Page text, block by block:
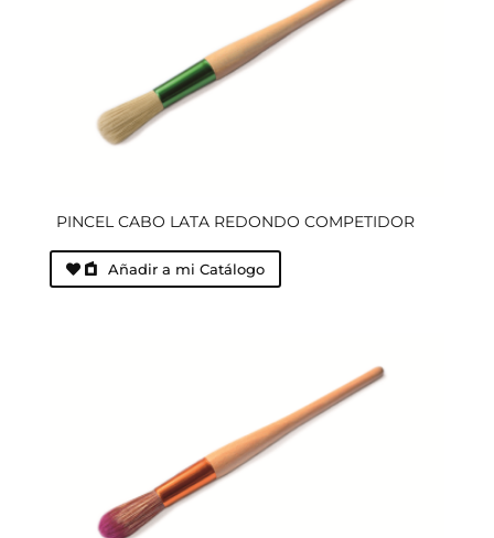
PINCEL CABO LATA REDONDO COMPETIDOR
Añadir a mi Catálogo